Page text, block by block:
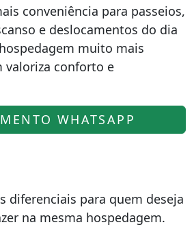
conveniência para passeios,
e deslocamentos do dia
muito mais
valoriza conforto e
WHATSAPP
diferenciais para quem deseja
na mesma hospedagem.